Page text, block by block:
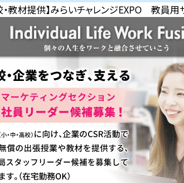
・教材提供】みらいチャレンジEXPO 教員用